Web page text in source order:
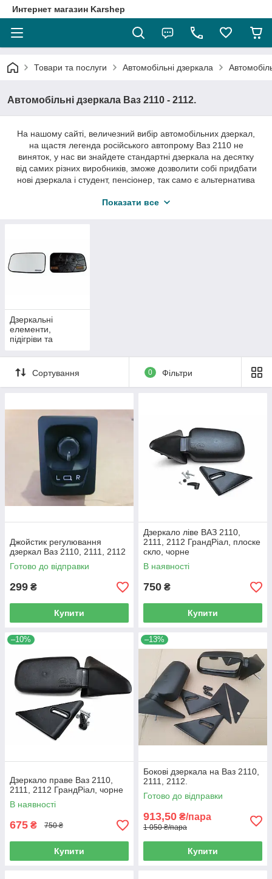
Интернет магазин Karshep
Товари та послуги Автомобільні дзеркала
Автомобільні дзеркала Ваз 2110 - 2112.
На нашому сайті, величезний вибір автомобільних дзеркал,
на щастя легенда російського автопрому Ваз 2110 не
виняток, у нас ви знайдете стандартні дзеркала на десятку
від самих різних виробників, зможе дозволити собі придбати
нові дзеркала і студент, пенсіонер, так само є альтернатива
маркою Політех і звичайно ж є дзеркала на Пріору, які теж
Показати все
Дзеркальні
елементи,
підігріви та
для бічних
дзеркал на ваз
2110 — Ваз 2112
Сортування 0 Фільтри
Джойстик регулювання
дзеркал Ваз 2110, 2111, 2112
Готово до відправки
299 ₴
Купити
Дзеркало ліве ВАЗ 2110,
2111, 2112 ГрандРіал, плоске
скло, чорне
В наявності
750 ₴
Купити
–10%
Дзеркало праве Ваз 2110,
2111, 2112 ГрандРіал, чорне
В наявності
675 ₴ 750 ₴
Купити
–13%
Бокові дзеркала на Ваз 2110,
2111, 2112.
Готово до відправки
913,50 ₴/пара
1 050 ₴/пара
Купити